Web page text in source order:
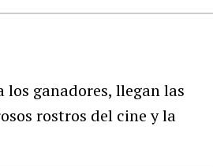
los ganadores, llegan las
rostros del cine y la